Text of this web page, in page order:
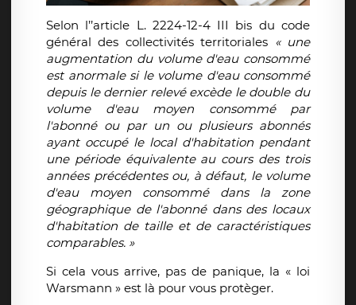
Selon l’’article L. 2224-12-4 III bis du code
général des collectivités territoriales « une
augmentation du volume d'eau consommé
est anormale si le volume d'eau consommé
depuis le dernier relevé excède le double du
volume d'eau moyen consommé par
l'abonné ou par un ou plusieurs abonnés
ayant occupé le local d'habitation pendant
une période équivalente au cours des trois
années précédentes ou, à défaut, le volume
d'eau moyen consommé dans la zone
géographique de l'abonné dans des locaux
d'habitation de taille et de caractéristiques
comparables. »
Si cela vous arrive, pas de panique, la « loi
Warsmann » est là pour vous protèger.